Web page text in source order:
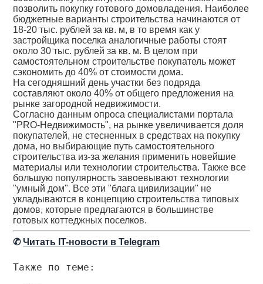
позволить покупку готового домовладения. Наиболее
бюджетные варианты строительства начинаются от
18-20 тыс. рублей за кв. м, в то время как у
застройщика поселка аналогичные работы стоят
около 30 тыс. рублей за кв. м. В целом при
самостоятельном строительстве покупатель может
сэкономить до 40% от стоимости дома.
На сегодняшний день участки без подряда
составляют около 40% от общего предложения на
рынке загородной недвижимости.
Согласно данным опроса специалистами портала
"PRO-Недвижимость", на рынке увеличивается доля
покупателей, не стесненных в средствах на покупку
дома, но выбирающие путь самостоятельного
строительства из-за желания применить новейшие
материалы или технологии строительства. Также все
большую популярность завоевывают технологии
"умный дом". Все эти "блага цивилизации" не
укладываются в концепцию строительства типовых
домов, которые предлагаются в большинстве
готовых коттеджных поселков.
✆Читать IT-новости в Telegram
Также по теме: